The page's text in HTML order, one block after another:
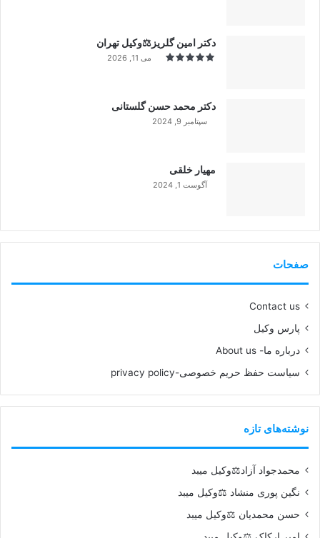
دکتر امین گلریز⚖️وکیل تهران
می 11, 2026
دکتر محمد حسن گلستانی
سپتامبر 9, 2024
مهیار خلقی
آگوست 1, 2024
صفحات
Contact us
پارس وکیل
درباره ما- About us
سیاست حفظ حریم خصوصی-privacy policy
نوشته‌های تازه
محمدجواد آزاد⚖️وکیل میبد
نگین پوری منشاد ⚖️وکیل میبد
حسن محمدیان ⚖️وکیل میبد